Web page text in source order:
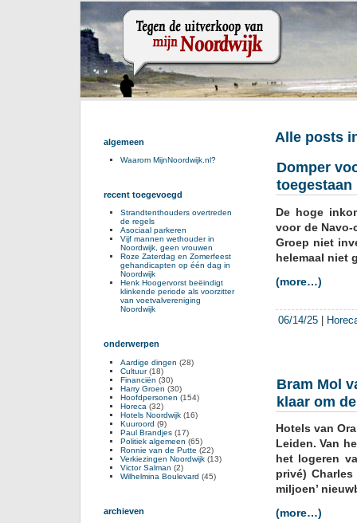
Alle posts
Domper
toegestaan
De hoge
voor de
Groep niet
helemaal niet
(more…)
06/14/25 |
Bram Mol
klaar om
Hotels van
Leiden. Van
het logeren
privé)
miljoen’
(more…)
algemeen
Waarom MijnNoordwijk.nl?
recent toegevoegd
Strandtenthouders overtreden
de regels
Asociaal parkeren
Vijf mannen wethouder in
Noordwijk, geen vrouwen
Roze Zaterdag en Zomerfeest
gehandicapten op één dag in
Noordwijk
Henk Hoogervorst beëindigt
klinkende periode als voorzitter
van voetvalvereniging
Noordwijk
onderwerpen
Aardige dingen (28)
Cultuur(18)
Financiën (30)
Harry Groen (30)
Hoofdpersonen (154)
Horeca (32)
Hotels Noordwijk (16)
Kuuroord (9)
Paul Brandjes (17)
Politiek algemeen (65)
Ronnie van de Putte (22)
Verkiezingen Noordwijk (13)
Victor Salman (2)
Wilhelmina Boulevard (45)
archieven